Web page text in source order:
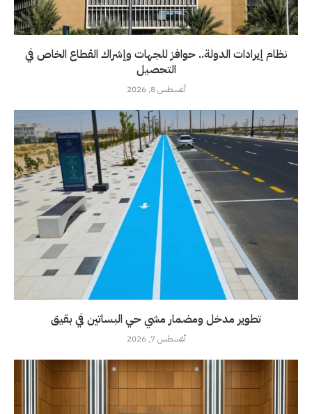
نظام إيرادات الدولة.. حوافز للجهات وإشراك القطاع الخاص في
التحصيل
أغسطس 8, 2026
تطوير مدخل ومضمار مشي حي البساتين في بقيق
أغسطس 7, 2026